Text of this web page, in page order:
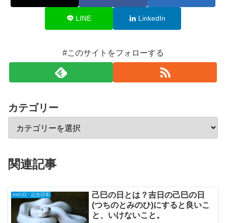
LINE LinkedIn
#このサイトをフォローする
カテゴリー
関連記事
○○の日・記念日等
己巳の日とは？吉日の己巳の日
(つちのとみのひ)にすると良いこ
と、いけないこと。